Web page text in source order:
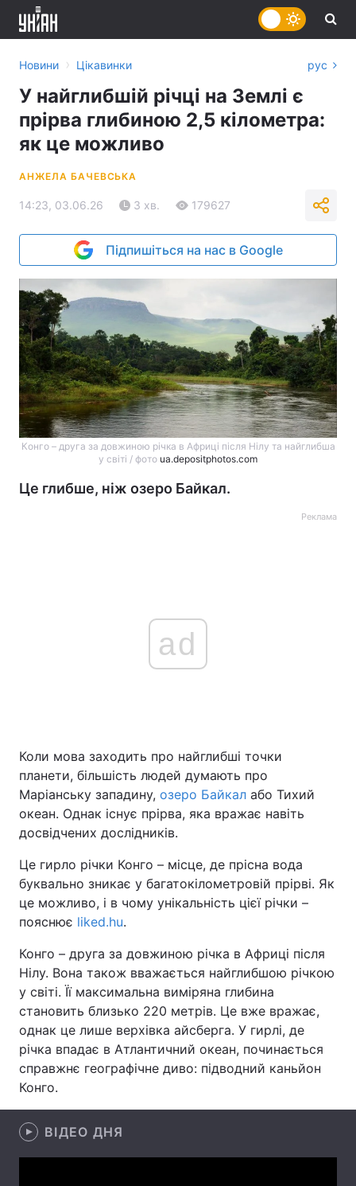
Головна Війна
Україна Політика
Спорт Наука
Техно і зв'язок
Зброя Інциденти
Здоров'я Туризм
Цікавинки Погода
Регіони
Лонгріди
Відео з Youtube
Новини › Цікавинки рус
У найглибшій річці на Землі є
прірва глибиною 2,5 кілометра:
як це можливо
АНЖЕЛА БАЧЕВСЬКА
14:23, 03.06.26 3 хв. 179627
Підпишіться на нас в Google
Конго – друга за довжиною річка в Африці після Нілу та найглибша
у світі / фото ua.depositphotos.com
Це глибше, ніж озеро Байкал.
Реклама
ad
Коли мова заходить про найглибші точки
планети, більшість людей думають про
Маріанську западину, озеро Байкал або Тихий
океан. Однак існує прірва, яка вражає навіть
досвідчених дослідників.
Це гирло річки Конго – місце, де прісна вода
буквально зникає у багатокілометровій прірві. Як
це можливо, і в чому унікальність цієї річки –
пояснює liked.hu.
Конго – друга за довжиною річка в Африці після
Нілу. Вона також вважається найглибшою річкою
у світі. Її максимальна виміряна глибина
становить близько 220 метрів. Це вже вражає,
однак це лише верхівка айсберга. У гирлі, де
річка впадає в Атлантичний океан, починається
справжнє географічне диво: підводний каньйон
Конго.
ВІДЕО ДНЯ